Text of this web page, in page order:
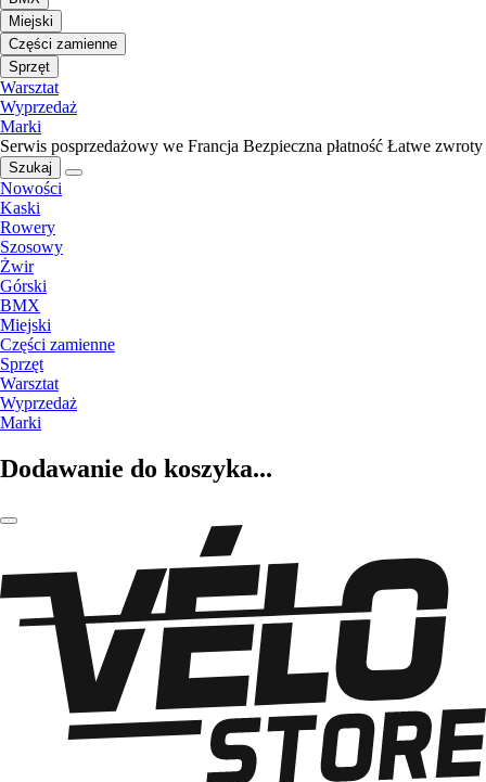
Miejski
Części zamienne
Sprzęt
Warsztat
Wyprzedaż
Marki
Serwis posprzedażowy we Francja Bezpieczna płatność Łatwe zwroty
Szukaj
Nowości
Kaski
Rowery
Szosowy
Żwir
Górski
BMX
Miejski
Części zamienne
Sprzęt
Warsztat
Wyprzedaż
Marki
Dodawanie do koszyka...